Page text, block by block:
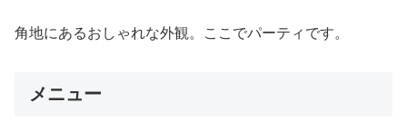
角地にあるおしゃれな外観。ここでパーティです。
メニュー